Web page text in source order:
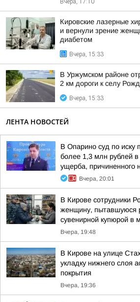
Вчера, 17:10
Кировские лазерные
и вернули зрение
диабетом
Вчера, 15:33
В Уржумском районе
2 км дороги к селу
Вчера, 15:33
ЛЕНТА НОВОСТЕЙ
В Опарино суд по иску
более 1,3 млн рублей
ущерба, причиненного
Вчера, 20:01
В Кирове сотрудники
женщину, пытавшуюся
сувенирной купюрой в
Вчера, 19:48
В Кирове на улице
укладку нижнего слоя
покрытия
Вчера, 19:36